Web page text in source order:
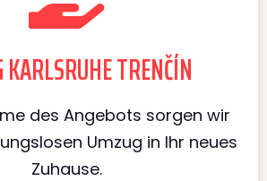
TRENČÍN
des Angebots sorgen wir
Umzug in Ihr neues
Zuhause.